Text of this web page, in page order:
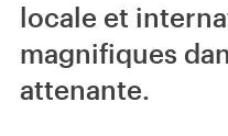
locale et
magnifiques
attenante.